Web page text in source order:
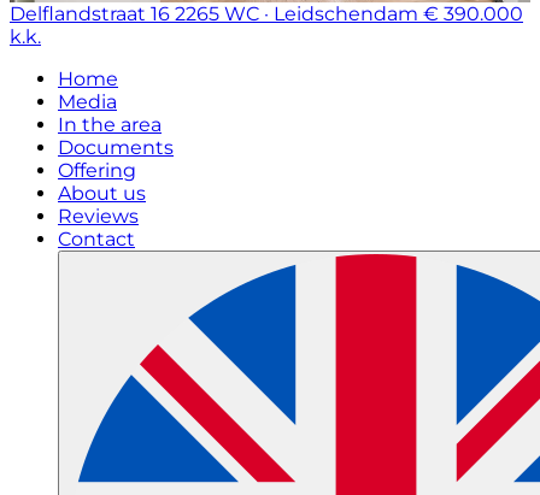
Delflandstraat 16 2265 WC · Leidschendam € 390.000
k.k.
Home
Media
In the area
Documents
Offering
About us
Reviews
Contact